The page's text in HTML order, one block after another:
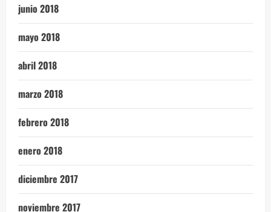
junio 2018
mayo 2018
abril 2018
marzo 2018
febrero 2018
enero 2018
diciembre 2017
noviembre 2017